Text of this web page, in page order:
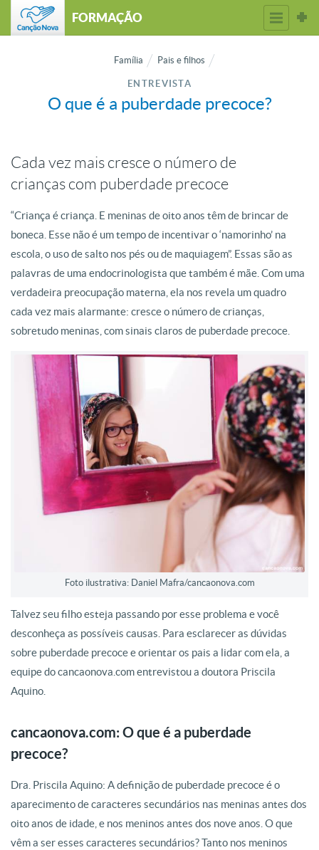
FORMAÇÃO
Família Pais e filhos
ENTREVISTA
O que é a puberdade precoce?
Cada vez mais cresce o número de
crianças com puberdade precoce
“Criança é criança. E meninas de oito anos têm de brincar de
boneca. Esse não é um tempo de incentivar o ‘namorinho’ na
escola, o uso de salto nos pés ou de maquiagem”. Essas são as
palavras de uma endocrinologista que também é mãe. Com uma
verdadeira preocupação materna, ela nos revela um quadro
cada vez mais alarmante: cresce o número de crianças,
sobretudo meninas, com sinais claros de puberdade precoce.
Foto ilustrativa: Daniel Mafra/cancaonova.com
Talvez seu filho esteja passando por esse problema e você
desconheça as possíveis causas. Para esclarecer as dúvidas
sobre puberdade precoce e orientar os pais a lidar com ela, a
equipe do cancaonova.com entrevistou a doutora Priscila
Aquino.
cancaonova.com: O que é a puberdade
precoce?
Dra. Priscila Aquino: A definição de puberdade precoce é o
aparecimento de caracteres secundários nas meninas antes dos
oito anos de idade, e nos meninos antes dos nove anos. O que
vêm a ser esses caracteres secundários? Tanto nos meninos